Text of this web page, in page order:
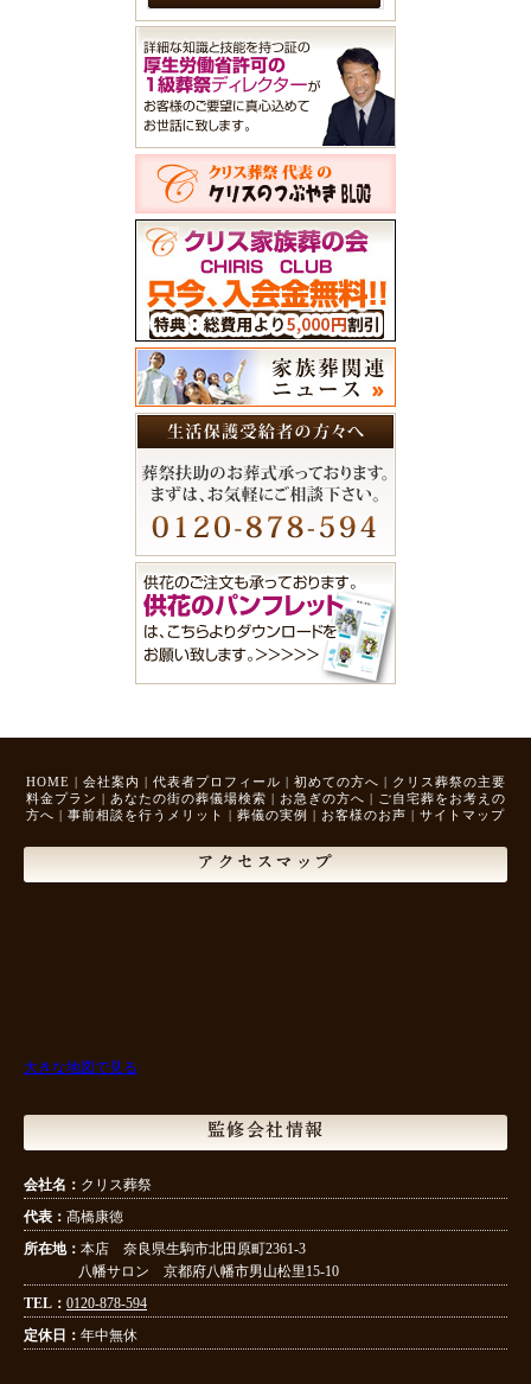
HOME | 会社案内 | 代表者プロフィール | 初めての方へ | クリス葬祭の主要
料金プラン | あなたの街の葬儀場検索 | お急ぎの方へ | ご自宅葬をお考えの
方へ | 事前相談を行うメリット | 葬儀の実例 | お客様のお声 | サイトマップ
アクセスマップ
大きな地図で見る
監修会社情報
会社名： クリス葬祭
代表： 髙橋康徳
所在地： 本店 奈良県生駒市北田原町2361-3
八幡サロン 京都府八幡市男山松里15-10
TEL： 0120-878-594
定休日： 年中無休